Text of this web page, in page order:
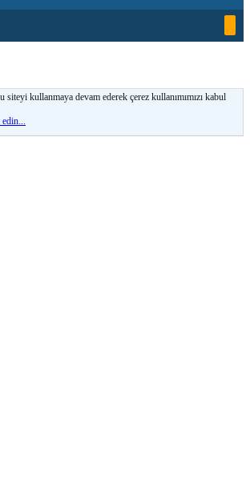
siteyi kullanmaya devam ederek çerez kullanımımızı kabul